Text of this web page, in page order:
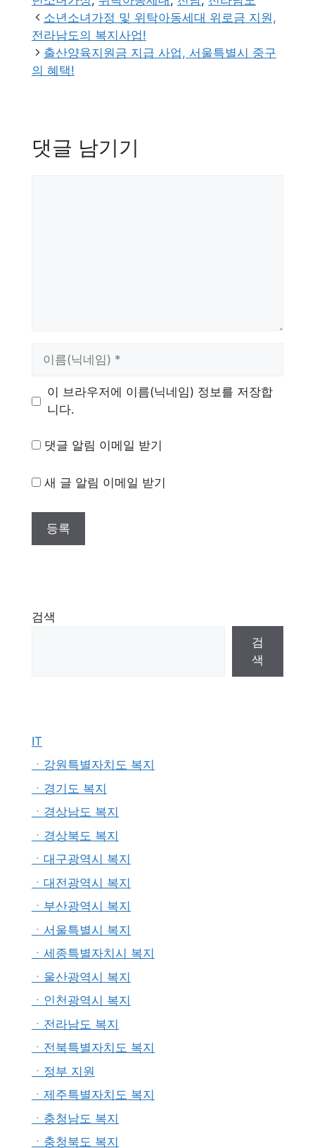
고
리
소년소녀가정 및 위탁아동세대 위로금 지원,
전라남도의 복지사업!
출산양육지원금 지급 사업, 서울특별시 중구
의 혜택!
댓글 남기기
이 브라우저에 이름(닉네임) 정보를 저장합
니다.
댓글 알림 이메일 받기
새 글 알림 이메일 받기
검색
검
색
IT
ㆍ강원특별자치도 복지
ㆍ경기도 복지
ㆍ경상남도 복지
ㆍ경상북도 복지
ㆍ대구광역시 복지
ㆍ대전광역시 복지
ㆍ부산광역시 복지
ㆍ서울특별시 복지
ㆍ세종특별자치시 복지
ㆍ울산광역시 복지
ㆍ인천광역시 복지
ㆍ전라남도 복지
ㆍ전북특별자치도 복지
ㆍ정부 지원
ㆍ제주특별자치도 복지
ㆍ충청남도 복지
ㆍ충청북도 복지